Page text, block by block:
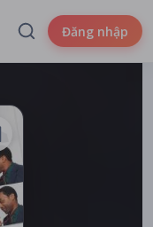
Đăng nhập